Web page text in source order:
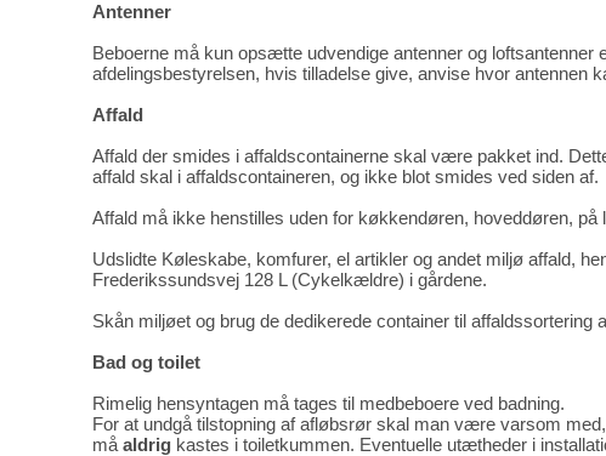
Antenner
Beboerne må kun opsætte udvendige antenner og
afdelingsbestyrelsen, hvis tilladelse give, anvise hvor antennen
Affald
Affald der smides i affaldscontainerne skal være pakket ind.
affald skal i affaldscontaineren, og ikke blot smides ved siden af.
Affald må ikke henstilles uden for køkkendøren, hoveddøren, på
Udslidte Køleskabe, komfurer, el artikler og andet miljø affald,
Frederikssundsvej 128 L (Cykelkældre) i gårdene.
Skån miljøet og brug de dedikerede container til affaldssortering
Bad og toilet
Rimelig hensyntagen må tages til medbeboere ved badning.
For at undgå tilstopning af afløbsrør skal man være varsom
må aldrigkastes i toiletkummen. Eventuelle utætheder i